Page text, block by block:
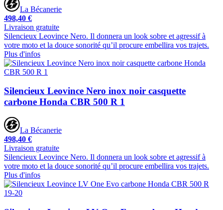
La Bécanerie
498,40 €
Livraison gratuite
Silencieux Leovince Nero. Il donnera un look sobre et agressif à
votre moto et la douce sonorité qu’il procure embellira vos trajets.
Plus d'infos
Silencieux Leovince Nero inox noir casquette
carbone Honda CBR 500 R 1
La Bécanerie
498,40 €
Livraison gratuite
Silencieux Leovince Nero. Il donnera un look sobre et agressif à
votre moto et la douce sonorité qu’il procure embellira vos trajets.
Plus d'infos